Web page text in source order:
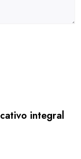
integral